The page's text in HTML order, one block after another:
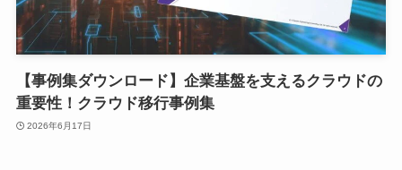
【事例集ダウンロード】企業基盤を支えるクラウドの
重要性！クラウド移行事例集
2026年6月17日